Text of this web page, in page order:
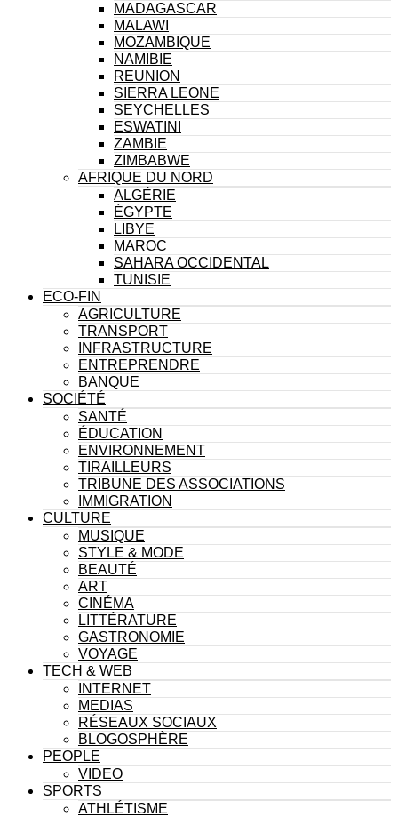
MADAGASCAR
MALAWI
MOZAMBIQUE
NAMIBIE
REUNION
SIERRA LEONE
SEYCHELLES
ESWATINI
ZAMBIE
ZIMBABWE
AFRIQUE DU NORD
ALGÉRIE
ÉGYPTE
LIBYE
MAROC
SAHARA OCCIDENTAL
TUNISIE
ECO-FIN
AGRICULTURE
TRANSPORT
INFRASTRUCTURE
ENTREPRENDRE
BANQUE
SOCIÉTÉ
SANTÉ
ÉDUCATION
ENVIRONNEMENT
TIRAILLEURS
TRIBUNE DES ASSOCIATIONS
IMMIGRATION
CULTURE
MUSIQUE
STYLE & MODE
BEAUTÉ
ART
CINÉMA
LITTÉRATURE
GASTRONOMIE
VOYAGE
TECH & WEB
INTERNET
MEDIAS
RÉSEAUX SOCIAUX
BLOGOSPHÈRE
PEOPLE
VIDEO
SPORTS
ATHLÉTISME